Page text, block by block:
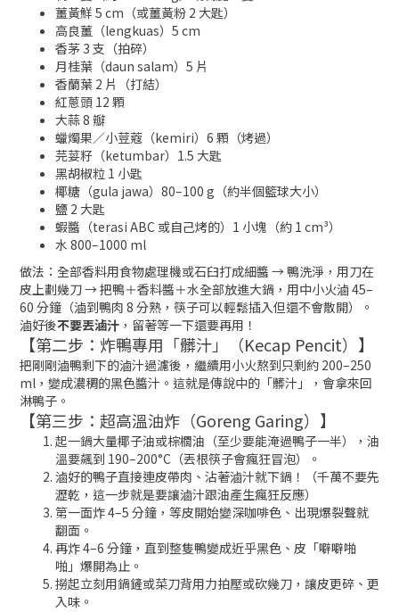
薑黃鮮 5 cm（或薑黃粉 2 大匙）
高良薑（lengkuas）5 cm
香茅 3 支（拍碎）
月桂葉（daun salam）5 片
香蘭葉 2 片（打結）
紅蔥頭 12 顆
大蒜 8 瓣
蠟燭果／小荳蔻（kemiri）6 顆（烤過）
芫荽籽（ketumbar）1.5 大匙
黑胡椒粒 1 小匙
椰糖（gula jawa）80–100 g（約半個籃球大小）
鹽 2 大匙
蝦醬（terasi ABC 或自己烤的）1 小塊（約 1 cm³）
水 800–1000 ml
做法：全部香料用食物處理機或石臼打成細醬 → 鴨洗淨，用刀在
皮上劃幾刀 → 把鴨＋香料醬＋水全部放進大鍋，用中小火滷 45–
60 分鐘（滷到鴨肉 8 分熟，筷子可以輕鬆插入但還不會散開）。
滷好後不要丟滷汁 ，留著等一下還要再用！
【第二步：炸鴨專用「髒汁」（Kecap Pencit）】
把剛剛滷鴨剩下的滷汁過濾後，繼續用小火熬到只剩約 200–250
ml，變成濃稠的黑色醬汁。這就是傳說中的「髒汁」，會拿來回
淋鴨子。
【第三步：超高溫油炸（Goreng Garing）】
起一鍋大量椰子油或棕櫚油（至少要能淹過鴨子一半），油
溫要飆到 190–200°C（丟根筷子會瘋狂冒泡）。
滷好的鴨子直接連皮帶肉、沾著滷汁就下鍋！（千萬不要先
瀝乾，這一步就是要讓滷汁跟油產生瘋狂反應）
第一面炸 4–5 分鐘，等皮開始變深咖啡色、出現爆裂聲就
翻面。
再炸 4–6 分鐘，直到整隻鴨變成近乎黑色、皮「噼噼啪
啪」爆開為止。
撈起立刻用鍋鏟或菜刀背用力拍壓或砍幾刀，讓皮更碎、更
入味。